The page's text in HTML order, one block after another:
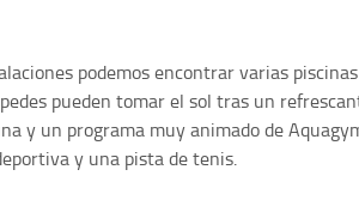
podemos encontrar varias
pueden tomar el sol tras un
y un programa muy animado de
y una pista de tenis.